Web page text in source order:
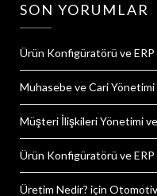
SON YORUMLAR
Ürün Konfigüratörü ve ERP
Muhasebe ve Cari Yönetimi
Müşteri İlişkileri Yönetimi
Ürün Konfigüratörü ve ERP
Üretim Nedir? için Otomotiv